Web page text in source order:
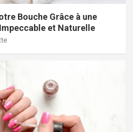
Bouche Grâce à une
et Naturelle